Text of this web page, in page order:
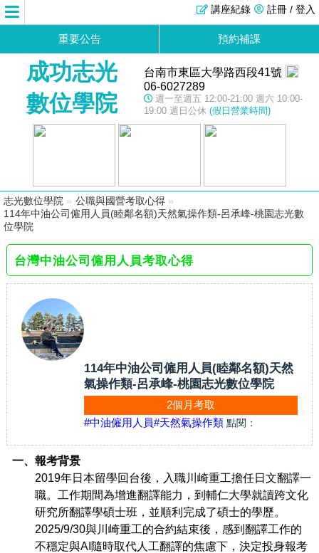
註冊 / 登入
講座紀錄
重要公告 預約補課
成功志光
數位學院
台南市東區大學路西段41號
06-6027289
週一至週五 12:00-21:00 週六 10:00-
19:00 週日公休 (假日營業時間)
志光數位學院 » 公職與國營考取心得 »
114年中油公司僱用人員(睦鄰名額)天然氣操作類-呂承峰-桃園志光數
位學院
台灣中油公司僱用人員考取心得
114年中油公司僱用人員(睦鄰名額)天然
氣操作類-呂承峰-桃園志光數位學院
2個月考取
#中油僱用人員#天然氣操作類 點閱：
一、報考背景
2019年日本留學回台後，入職川崎重工擔任日文翻譯一
職。工作期間為增進翻譯能力，到輔仁大學就讀跨文化
研究所翻譯學碩士班，並順利完成了碩士的學歷。
2025/9/30與川崎重工的合約結束後，感到翻譯工作的
不穩定與AI隨時取代人工翻譯的焦慮下，決定投身報考